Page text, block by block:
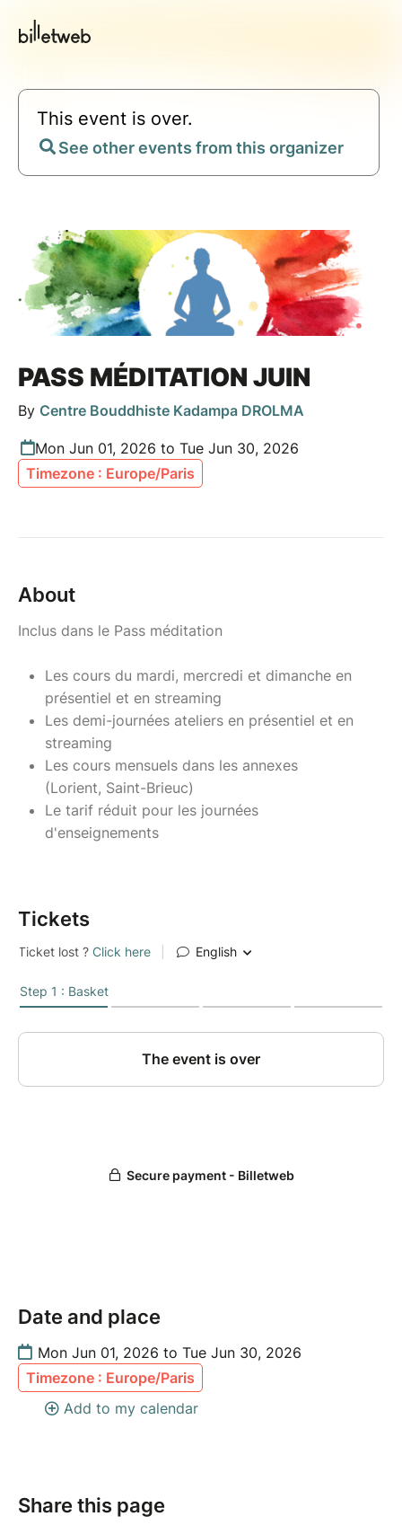
This event is over.
See other events from this organizer
PASS MÉDITATION JUIN
By Centre Bouddhiste Kadampa DROLMA
Mon Jun 01, 2026 to Tue Jun 30, 2026
Timezone : Europe/Paris
About
Inclus dans le Pass méditation
Les cours du mardi, mercredi et dimanche en
présentiel et en streaming
Les demi-journées ateliers en présentiel et en
streaming
Les cours mensuels dans les annexes
(Lorient, Saint-Brieuc)
Le tarif réduit pour les journées
d'enseignements
Tickets
Date and place
Mon Jun 01, 2026 to Tue Jun 30, 2026
Timezone : Europe/Paris
Add to my calendar
Share this page